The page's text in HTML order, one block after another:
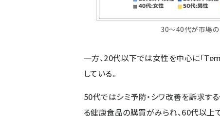
30〜40代が市場
一方、20代以下では女性を中心に「
している。
50代ではシミ予防・シワ改善を訴求す
る健康食品の購買がみられ、60代以上